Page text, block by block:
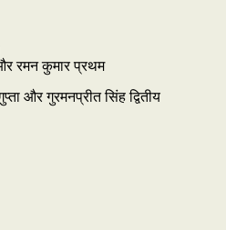
रमन कुमार प्रथम
और गुरमनप्रीत सिंह द्वितीय